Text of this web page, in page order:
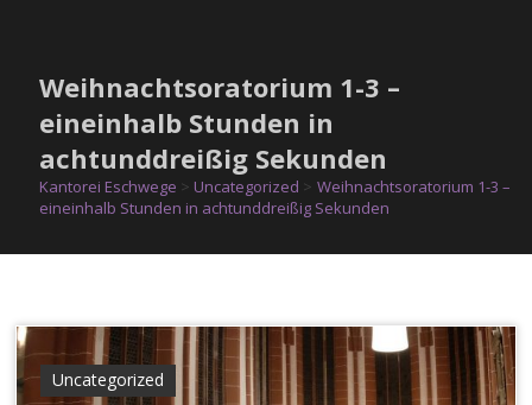
e
i
E
s
c
h
e
e
Weihnachtsoratorium 1-3 –
eineinhalb Stunden in
achtunddreißig Sekunden
Kantorei Eschwege > Uncategorized > Weihnachtsoratorium 1-3 –
eineinhalb Stunden in achtunddreißig Sekunden
Uncategorized